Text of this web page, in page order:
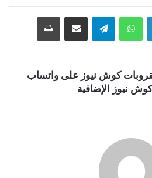
لينكدإن واتساب تيلقرام
كوش نيوز على واتساب
نيوز الإضافية